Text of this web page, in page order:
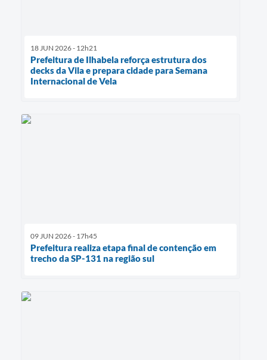
18 JUN 2026 - 12h21
Prefeitura de Ilhabela reforça estrutura dos
decks da Vila e prepara cidade para Semana
Internacional de Vela
09 JUN 2026 - 17h45
Prefeitura realiza etapa final de contenção em
trecho da SP-131 na região sul